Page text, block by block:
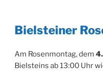
Bielsteiner
Am Rosenmontag, dem
Bielsteins ab 13:00 Uhr